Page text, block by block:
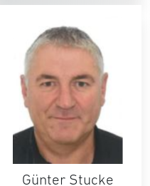
Günter Stucke